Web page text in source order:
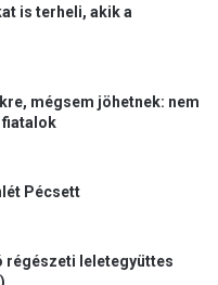
is terheli, akik a
mégsem jöhetnek: nem
fiatalok
Pécsett
leletegyüttes